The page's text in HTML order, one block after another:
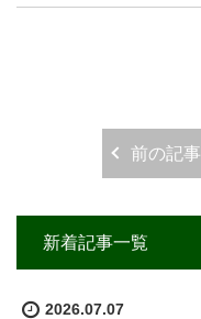
前の記事
新着記事一覧
2026.07.07